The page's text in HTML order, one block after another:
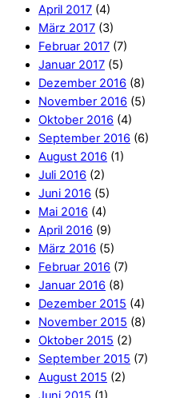
April 2017 (4)
März 2017 (3)
Februar 2017 (7)
Januar 2017 (5)
Dezember 2016 (8)
November 2016 (5)
Oktober 2016 (4)
September 2016 (6)
August 2016 (1)
Juli 2016 (2)
Juni 2016 (5)
Mai 2016 (4)
April 2016 (9)
März 2016 (5)
Februar 2016 (7)
Januar 2016 (8)
Dezember 2015 (4)
November 2015 (8)
Oktober 2015 (2)
September 2015 (7)
August 2015 (2)